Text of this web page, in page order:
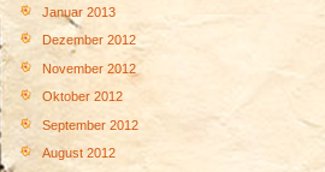
Januar 2013
Dezember 2012
November 2012
Oktober 2012
September 2012
August 2012